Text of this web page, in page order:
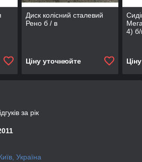
Диск колісний сталевий
Рено б / в
Ціну уточнюйте
4) б/
за рік
Україна